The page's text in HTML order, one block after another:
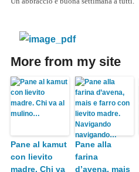
More from my site
Pane al kamut
con lievito
madre. Chi va
Pane alla
farina
d’avena, mais